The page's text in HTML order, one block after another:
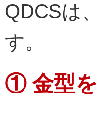
QDCSは
す。
① 金型